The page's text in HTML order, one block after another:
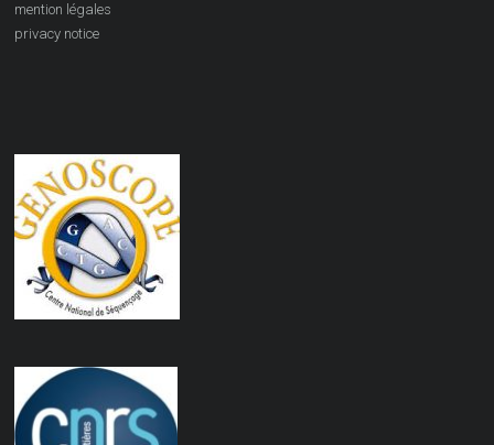
mention légales
privacy notice